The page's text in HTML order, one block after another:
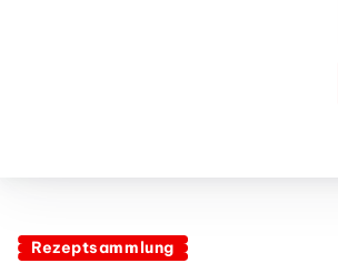
Rezeptsammlung